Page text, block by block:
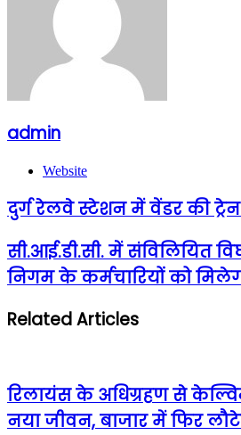
admin
Website
दुर्ग रेलवे स्टेशन में वेंडर की
सी.आई.डी.सी. में संविलियित
निगम के कर्मचारियों को
Related Articles
रिलायंस के अधिग्रहण से
नया जीवन, बाजार में फिर